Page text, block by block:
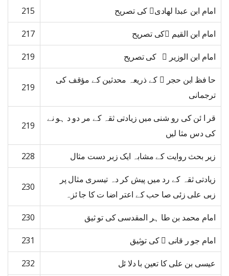
امام ابن عبدا لھادی کی تصریح 215
امام ابن القیم کی تصریح 217
امام ابن الوزیر  کی تصریح 219
حا فظ ابن حجر  کے ذریعہ محدثین کے مؤقف کی
ترجمانی
219
قر ا ئن کی رو شنی میں زیادتی ثقہ کے مر دو د ہو نے
کی دس مثا لیں
219
زیر بحث روایت کے مشابہ ایک زبر دست مثال 228
زیادتی ثقہ کے رد میں پیش کر دہ تیسری مثال پر
زبی علی زئی صا حب کے اعتر اضا ت کا جا ئزہ
230
امام محمد بن طا ہر المقدسی کی تو ثیق 230
امام جو ر قانی  کی توثیق 231
عیسی بن علی کا تعین با دلا ئل 232